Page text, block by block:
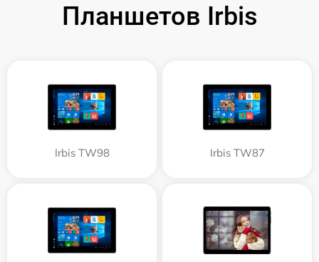
Планшетов Irbis
Irbis TW98 Irbis TW87